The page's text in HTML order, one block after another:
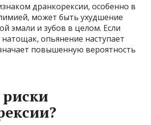
дранкорексии, особенно в
может быть ухудшение
эмали и зубов в целом. Если
опьянение наступает
повышенную вероятность